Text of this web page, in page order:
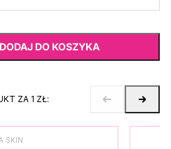
DODAJ DO KOSZYKA
ZA 1 ZŁ:
SKIN